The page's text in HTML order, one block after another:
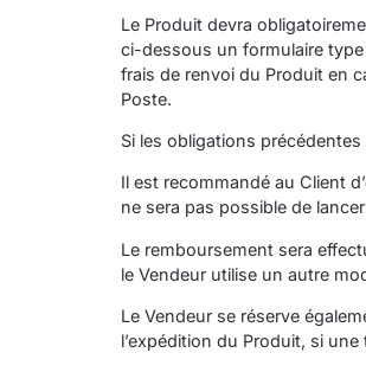
Le Produit devra
ci-dessous un formulaire
frais de renvoi du Produit en
Poste.
Si les obligations
Il est recommandé au Client
ne sera pas possible de
Le remboursement sera
le Vendeur utilise un autre
Le Vendeur se réserve
l’expédition du Produit, si